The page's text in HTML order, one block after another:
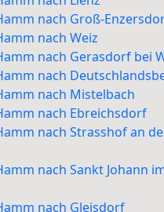
nach Groß-
nach Weiz
nach Gerasdorf bei
nach
nach Mistelbach
nach Ebreichsdorf
nach Strasshof an
nach Sankt Johann
nach Gleisdorf